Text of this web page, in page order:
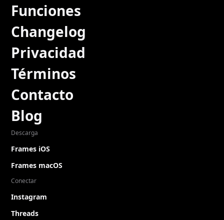
Funciones
Changelog
Privacidad
Términos
Contacto
Blog
Descarga
Frames iOS
Frames macOS
Conectar
Instagram
Threads